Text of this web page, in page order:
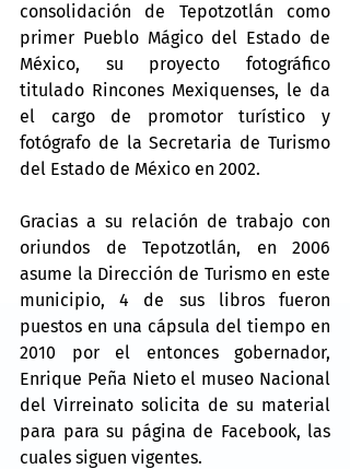
consolidación de Tepotzotlán como
primer Pueblo Mágico del Estado de
México, su proyecto fotográfico
titulado Rincones Mexiquenses, le da
el cargo de promotor turístico y
fotógrafo de la Secretaria de Turismo
del Estado de México en 2002.
Gracias a su relación de trabajo con
oriundos de Tepotzotlán, en 2006
asume la Dirección de Turismo en este
municipio, 4 de sus libros fueron
puestos en una cápsula del tiempo en
2010 por el entonces gobernador,
Enrique Peña Nieto el museo Nacional
del Virreinato solicita de su material
para para su página de Facebook, las
cuales siguen vigentes.